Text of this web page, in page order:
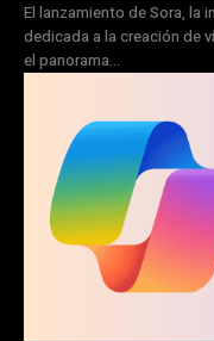
El lanzamiento de Sora, la
dedicada a la creación de
el panorama...